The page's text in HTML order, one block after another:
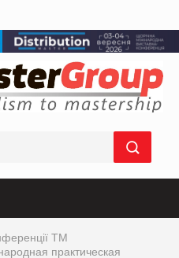
ТМ
практическая